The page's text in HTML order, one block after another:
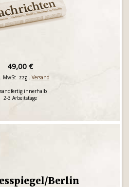
49,00 €
MwSt. zzgl. Versand
innerhalb
2-3 Arbeitstage
Berlin